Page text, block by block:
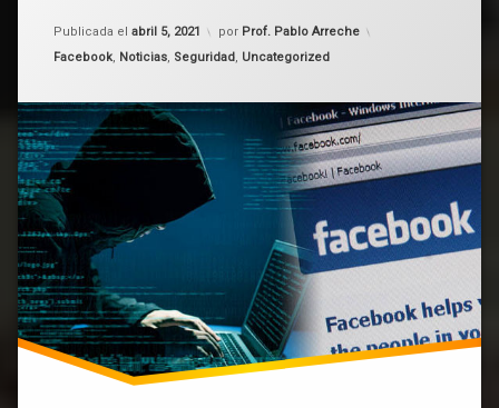
Publicada el abril 5, 2021 por Prof. Pablo Arreche
Categorías:
Facebook, Noticias, Seguridad, Uncategorized
seguridad
Uruguay
Facebook
y
gratis
en
Internet.
Te
contamos
cuantos
son
de
Uruguay
y
Latinoamérica.